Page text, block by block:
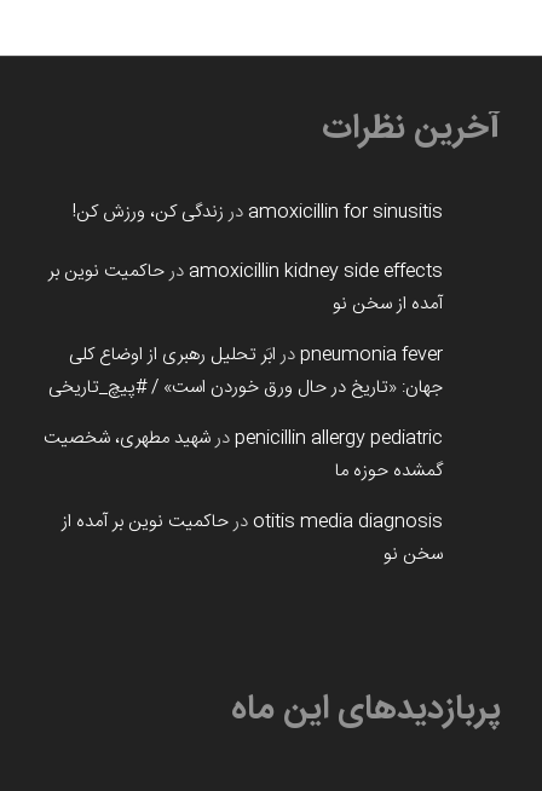
آخرین نظرات
amoxicillin for sinusitis درزندگی کن، ورزش کن!
amoxicillin kidney side effects درحاکمیت نوین بر
آمده از سخن نو
pneumonia feverدرابَر تحلیل رهبری از اوضاع کلی
جهان: «تاریخ در حال ورق خوردن است» / #پیچ_تاریخی
penicillin allergy pediatricدرشهید مطهری، شخصیت
گمشده حوزه ما
otitis media diagnosisدرحاکمیت نوین بر آمده از
سخن نو
پربازدیدهای این ماه